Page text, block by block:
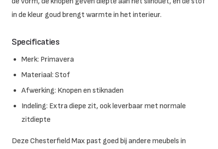
in de kleur goud brengt warmte in het interieur.
Specificaties
Merk: Primavera
Materiaal: Stof
Afwerking: Knopen en stiknaden
Indeling: Extra diepe zit, ook leverbaar met normale
zitdiepte
Deze Chesterfield Max past goed bij andere meubels in